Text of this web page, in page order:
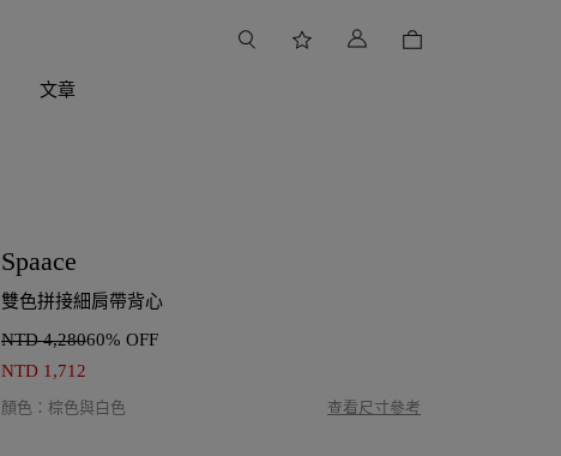
文章
Spaace
雙色拼接細肩帶背心
NTD 4,28060% OFF
NTD 1,712
顏色 ： 棕色與白色 查看尺寸參考